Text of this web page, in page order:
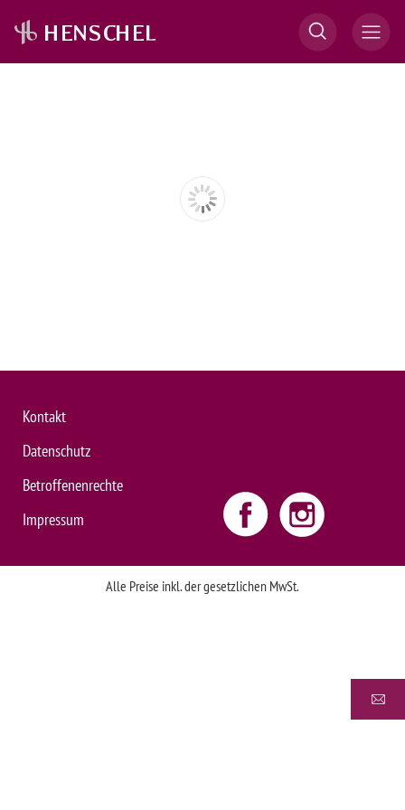
Kontakt
Datenschutz
Betroffenenrechte
Impressum
Alle Preise inkl. der gesetzlichen MwSt.